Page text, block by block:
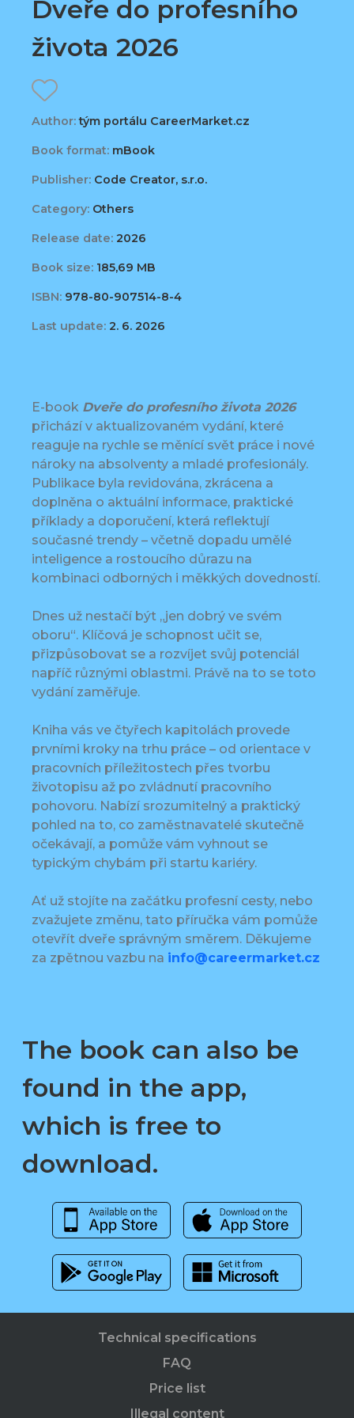
Dveře do profesního
života 2026
Author:tým portálu CareerMarket.cz
Book format: mBook
Publisher: Code Creator, s.r.o.
Category: Others
Release date: 2026
Book size: 185,69 MB
ISBN: 978-80-907514-8-4
Last update: 2. 6. 2026
E-book Dveře do profesního života 2026
přichází v aktualizovaném vydání, které
reaguje na rychle se měnící svět práce i nové
nároky na absolventy a mladé profesionály.
Publikace byla revidována, zkrácena a
doplněna o aktuální informace, praktické
příklady a doporučení, která reflektují
současné trendy – včetně dopadu umělé
inteligence a rostoucího důrazu na
kombinaci odborných i měkkých dovedností.
Dnes už nestačí být „jen dobrý ve svém
oboru“. Klíčová je schopnost učit se,
přizpůsobovat se a rozvíjet svůj potenciál
napříč různými oblastmi. Právě na to se toto
vydání zaměřuje.
Kniha vás ve čtyřech kapitolách provede
prvními kroky na trhu práce – od orientace v
pracovních příležitostech přes tvorbu
životopisu až po zvládnutí pracovního
pohovoru. Nabízí srozumitelný a praktický
pohled na to, co zaměstnavatelé skutečně
očekávají, a pomůže vám vyhnout se
typickým chybám při startu kariéry.
Ať už stojíte na začátku profesní cesty, nebo
zvažujete změnu, tato příručka vám pomůže
otevřít dveře správným směrem. Děkujeme
za zpětnou vazbu na info@careermarket.cz
The book can also be
found in the app,
which is free to
download.
Technical specifications
FAQ
Price list
Illegal content